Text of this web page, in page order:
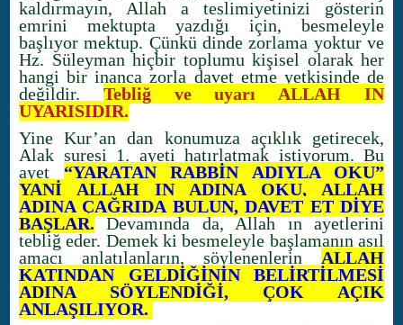
kaldırmayın, Allah a teslimiyetinizi gösterin
emrini mektupta yazdığı için, besmeleyle
başlıyor mektup. Çünkü dinde zorlama yoktur ve
Hz. Süleyman hiçbir toplumu kişisel olarak her
hangi bir inanca zorla davet etme yetkisinde de
değildir. Tebliğ ve uyarı ALLAH IN
UYARISIDIR.
Yine Kur’an dan konumuza açıklık getirecek,
Alak suresi 1. ayeti hatırlatmak istiyorum. Bu
ayet “YARATAN RABBİN ADIYLA OKU”
YANİ ALLAH IN ADINA OKU, ALLAH
ADINA ÇAĞRIDA BULUN, DAVET ET DİYE
BAŞLAR. Devamında da, Allah ın ayetlerini
tebliğ eder. Demek ki besmeleyle başlamanın asıl
amacı anlatılanların, söylenenlerin ALLAH
KATINDAN GELDİĞİNİN BELİRTİLMESİ
ADINA SÖYLENDİĞİ, ÇOK AÇIK
ANLAŞILIYOR.